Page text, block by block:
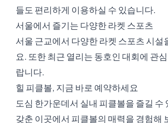
들도 편리하게 이용하실 수 있습니다.
서울에서 즐기는 다양한 라켓 스포츠
서울 근교에서 다양한 라켓 스포츠 시설
요. 또한 최근 열리는 동호인 대회에 관
랍니다.
힐 피클볼, 지금 바로 예약하세요
도심 한가운데서 실내 피클볼을 즐길
갖춘 이곳에서 피클볼의 매력을 경험해